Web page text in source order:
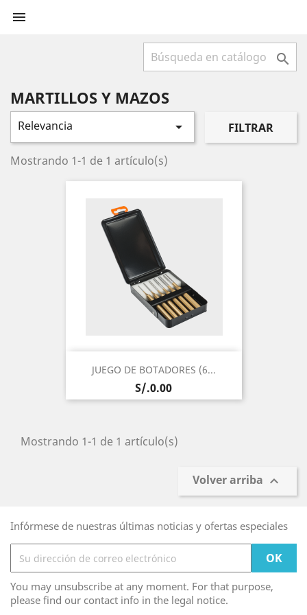


MARTILLOS Y MAZOS
Relevancia  FILTRAR
Mostrando 1-1 de 1 artículo(s)
JUEGO DE BOTADORES (6...
Precio
S/.0.00
Mostrando 1-1 de 1 artículo(s)
Volver arriba 
Infórmese de nuestras últimas noticias y ofertas especiales
You may unsubscribe at any moment. For that purpose,
please find our contact info in the legal notice.